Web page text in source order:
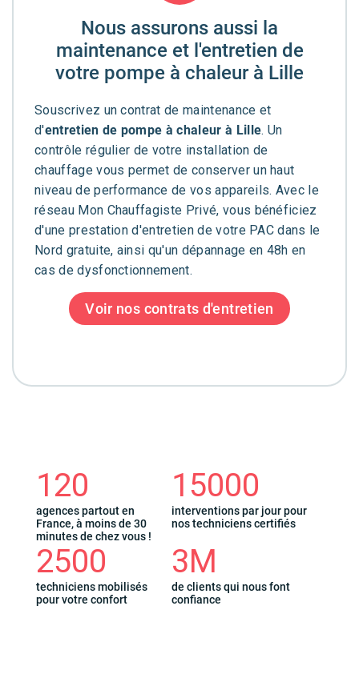
Nous assurons aussi la
maintenance et l'entretien de
votre pompe à chaleur à Lille
Souscrivez un contrat de maintenance et
d'entretien de pompe à chaleur à Lille. Un
contrôle régulier de votre installation de
chauffage vous permet de conserver un haut
niveau de performance de vos appareils. Avec le
réseau Mon Chauffagiste Privé, vous bénéficiez
d'une prestation d'entretien de votre PAC dans le
Nord gratuite, ainsi qu'un dépannage en 48h en
cas de dysfonctionnement.
Voir nos contrats d'entretien
120
agences partout en
France, à moins de 30
minutes de chez vous !
15000
interventions par jour pour
nos techniciens certifiés
2500
techniciens mobilisés
pour votre confort
3M
de clients qui nous font
confiance